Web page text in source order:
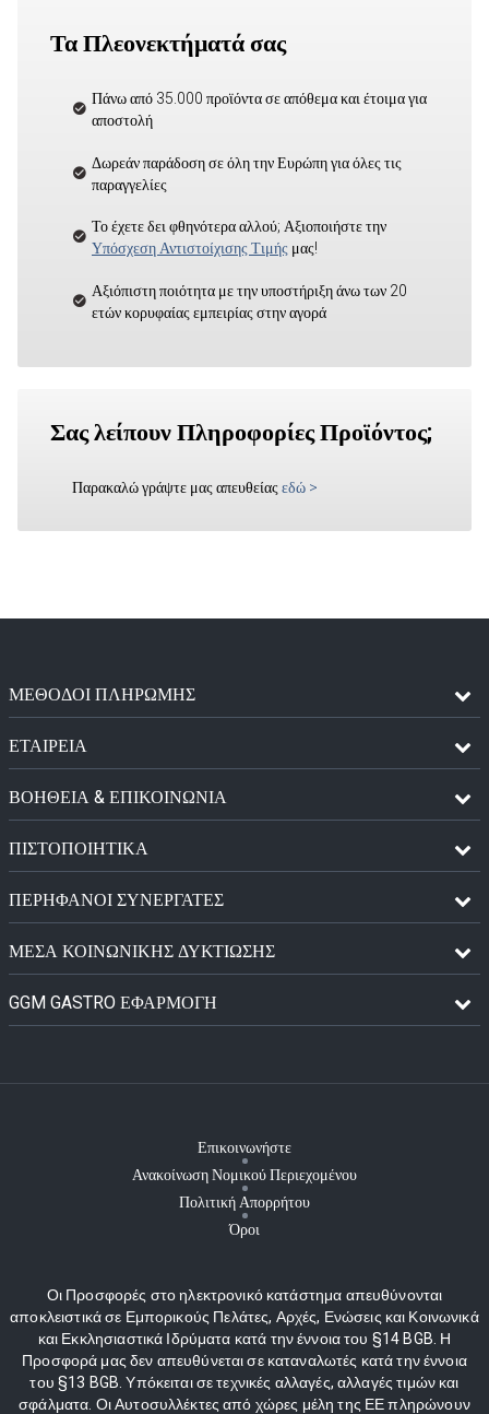
Τα Πλεονεκτήματά σας
Πάνω από 35.000 προϊόντα σε απόθεμα και έτοιμα για
αποστολή
Δωρεάν παράδοση σε όλη την Ευρώπη για όλες τις
παραγγελίες
Το έχετε δει φθηνότερα αλλού; Αξιοποιήστε την
Υπόσχεση Αντιστοίχισης Τιμής μας!
Αξιόπιστη ποιότητα με την υποστήριξη άνω των 20
ετών κορυφαίας εμπειρίας στην αγορά
Σας λείπουν Πληροφορίες Προϊόντος;
Παρακαλώ γράψτε μας απευθείας εδώ >
ΜΈΘΟΔΟΙ ΠΛΗΡΩΜΉΣ
ΕΤΑΙΡΕΙΑ
ΒΟΗΘΕΙΑ & ΕΠΙΚΟΙΝΩΝΙΑ
ΠΙΣΤΟΠΟΙΗΤΙΚΆ
ΠΕΡΉΦΑΝΟΙ ΣΥΝΕΡΓΆΤΕΣ
ΜΈΣΑ ΚΟΙΝΩΝΙΚΉΣ ΔΥΚΤΊΩΣΗΣ
GGM GASTRO ΕΦΑΡΜΟΓΉ
Επικοινωνήστε
Ανακοίνωση Νομικού Περιεχομένου
Πολιτική Απορρήτου
Όροι
Οι Προσφορές στο ηλεκτρονικό κατάστημα απευθύνονται
αποκλειστικά σε Εμπορικούς Πελάτες, Αρχές, Ενώσεις και Κοινωνικά
και Εκκλησιαστικά Ιδρύματα κατά την έννοια του §14 BGB. Η
Προσφορά μας δεν απευθύνεται σε καταναλωτές κατά την έννοια
του §13 BGB. Υπόκειται σε τεχνικές αλλαγές, αλλαγές τιμών και
σφάλματα. Οι Αυτοσυλλέκτες από χώρες μέλη της ΕΕ πληρώνουν